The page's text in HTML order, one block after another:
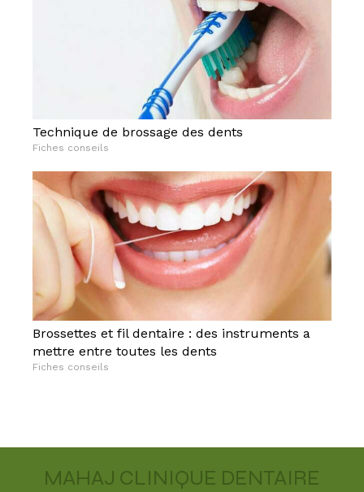
Technique de brossage des dents
Fiches conseils
Brossettes et fil dentaire : des instruments a
mettre entre toutes les dents
Fiches conseils
MAHAJ CLINIQUE DENTAIRE